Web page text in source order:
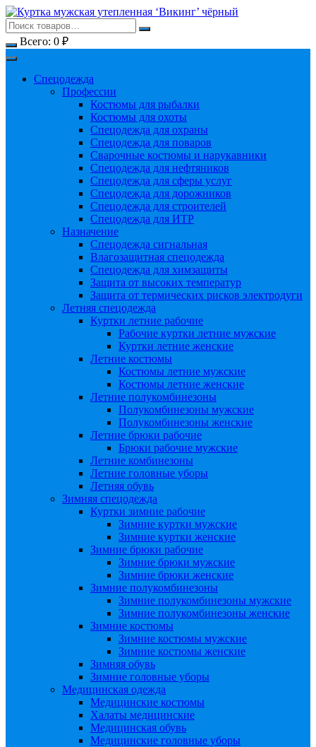
Перейти
к
содержимому
Всего: 0 ₽
Спецодежда
Профессии
Костюмы для рыбалки
Костюмы для охоты
Спецодежда для охраны
Спецодежда для поваров
Сварочные костюмы и нарукавники
Спецодежда для нефтяников
Спецодежда для сферы услуг
Спецодежда для дорожников
Спецодежда для строителей
Спецодежда для ИТР
Назначение
Спецодежда сигнальная
Влагозащитная спецодежда
Спецодежда для химзащиты
Защита от высоких температур
Защита от термических рисков электродуги
Летняя спецодежда
Куртки летние рабочие
Рабочие куртки летние мужские
Куртки летние женские
Летние костюмы
Костюмы летние мужские
Костюмы летние женские
Летние полукомбинезоны
Полукомбинезоны мужские
Полукомбинезоны женские
Летние брюки рабочие
Брюки рабочие мужские
Летние комбинезоны
Летние головные уборы
Летняя обувь
Зимняя спецодежда
Куртки зимние рабочие
Зимние куртки мужские
Зимние куртки женские
Зимние брюки рабочие
Зимние брюки мужские
Зимние брюки женские
Зимние полукомбинезоны
Зимние полукомбинезоны мужские
Зимние полукомбинезоны женские
Зимние костюмы
Зимние костюмы мужские
Зимние костюмы женские
Зимняя обувь
Зимние головные уборы
Медицинская одежда
Медицинские костюмы
Халаты медицинские
Медицинская обувь
Медицинские головные уборы